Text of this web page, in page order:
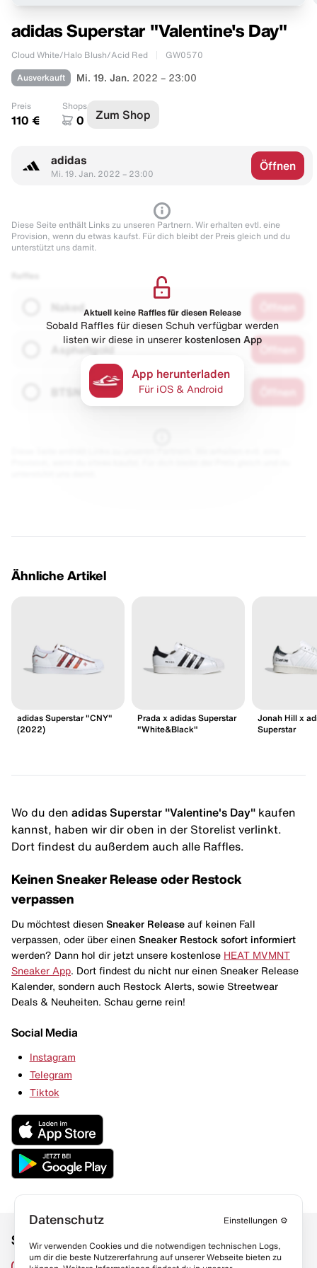
adidas Superstar "Valentine's Day"
Cloud White/Halo Blush/Acid Red GW0570
Ausverkauft Mi. 19. Jan. 2022 – 23:00
Preis
110 €
Shops
0 Zum Shop
adidas
Mi. 19. Jan. 2022 – 23:00
Öffnen
Diese Seite enthält Links zu unseren Partnern. Wir erhalten evtl. eine
Provision, wenn du etwas kaufst. Für dich bleibt der Preis gleich und du
unterstützt uns damit.
Naked
Asphaltgold
Aktuell keine Raffles für diesen Release
Sobald Raffles für diesen Schuh verfügbar werden
listen wir diese in unserer kostenlosen App
App herunterladen
Für iOS & Android
Ähnliche Artikel
adidas Superstar "CNY"
(2022)
Prada x adidas Superstar
"White&Black"
Jonah Hill x
Superstar
Wo du den adidas Superstar "Valentine's Day" kaufen
kannst, haben wir dir oben in der Storelist verlinkt.
Dort findest du außerdem auch alle Raffles.
Keinen Sneaker Release oder Restock
verpassen
Du möchtest diesen Sneaker Release auf keinen Fall
verpassen, oder über einen Sneaker Restock sofort informiert
werden? Dann hol dir jetzt unsere kostenlose HEAT MVMNT
Sneaker App . Dort findest du nicht nur einen Sneaker Release
Kalender, sondern auch Restock Alerts, sowie Streetwear
Deals & Neuheiten. Schau gerne rein!
Social Media
Instagram
Telegram
Tiktok
Social Media Links
Datenschutz Einstellungen ⚙️
Wir verwenden Cookies und die notwendigen technischen Logs,
um dir die beste Nutzererfahrung auf unserer Webseite bieten zu